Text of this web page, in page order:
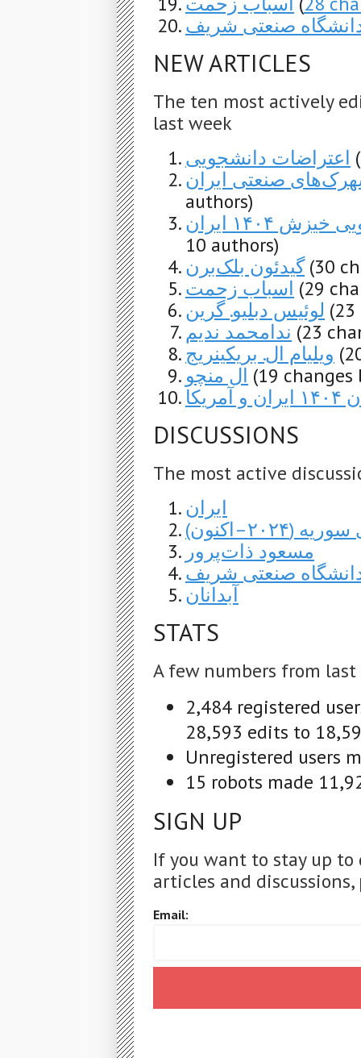
صنعتی شریف
NEW ARTICLES
The ten most actively
last week
اعتراضات دانشجویی
صنعتی ایران
authors)
۱۴۰۴ ایران
10 authors)
گیدئون بلک‌برن (30
اسباب زحمت (29
لوئیس دبلیو. گرین
ندامحمد ندیم (23
ویلیام ال. بریکینریج
ال منچو (19 changes
DISCUSSIONS
The most active
ایران
(۲۰۲۴–اکنون)
مسعود ذات‌پرور
صنعتی شریف
آبدانان
STATS
A few numbers from last
2,484 registered
28,593 edits to
Unregistered users
15 robots made
SIGN UP
If you want to stay up
articles and
Email: